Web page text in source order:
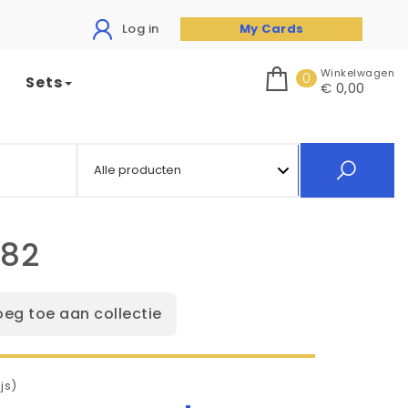
Log in My Cards
Sets 0 Winkelwagen
€ 0,00
toe aan collectie